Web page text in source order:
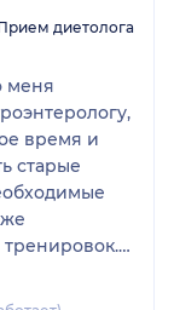
диетолога
меня
время и
старые